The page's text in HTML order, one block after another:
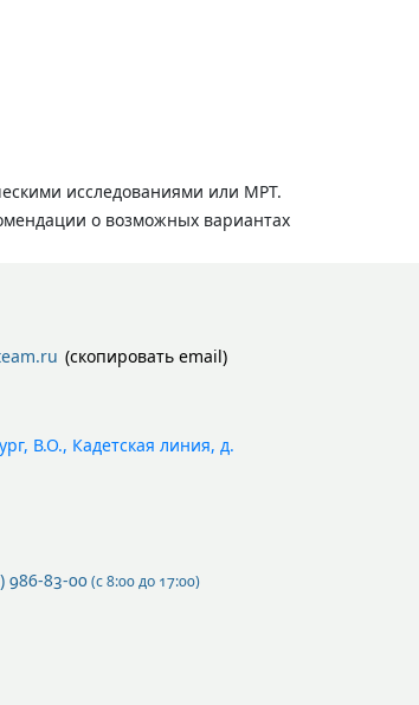
исследованиями или МРТ.
о возможных вариантах
(скопировать email)
В.О., Кадетская линия, д.
986-83-00(с 8:00 до 17:00)